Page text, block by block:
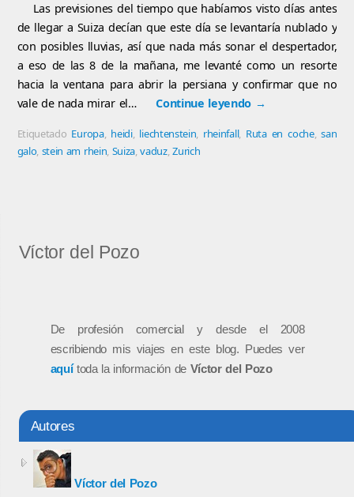
Las previsiones del tiempo que habíamos visto días antes
de llegar a Suiza decían que este día se levantaría nublado y
con posibles lluvias, así que nada más sonar el despertador,
a eso de las 8 de la mañana, me levanté como un resorte
hacia la ventana para abrir la persiana y confirmar que no
vale de nada mirar el…
Continue leyendo →
Etiquetado Europa, heidi, liechtenstein, rheinfall, Ruta en coche,san
galo, stein am rhein, Suiza,vaduz,Zurich
Víctor del Pozo
De profesión comercial y desde el 2008
escribiendo mis viajes en este blog. Puedes ver
aquítoda la información de Víctor del Pozo
Autores
Víctor del Pozo